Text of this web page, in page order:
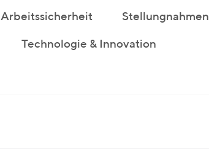
Arbeitssicherheit Stellungnahmen
Technologie & Innovation